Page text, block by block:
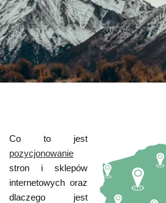
Co to jest
pozycjonowanie
stron i sklepów
internetowych oraz
dlaczego jest